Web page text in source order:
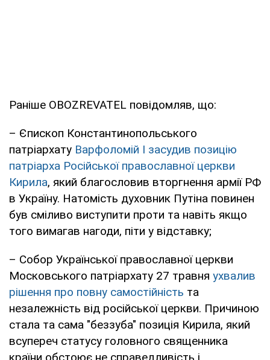
Раніше OBOZREVATEL повідомляв, що:
– Єпископ Константинопольського
патріархату Варфоломій I засудив позицію
патріарха Російської православної церкви
Кирила, який благословив вторгнення армії РФ
в Україну. Натомість духовник Путіна повинен
був сміливо виступити проти та навіть якщо
того вимагав нагоди, піти у відставку;
– Собор Української православної церкви
Московського патріархату 27 травня ухвалив
рішення про повну самостійність та
незалежність від російської церкви. Причиною
стала та сама "беззуба" позиція Кирила, який
всупереч статусу головного священника
країни обстоює не справедливість і